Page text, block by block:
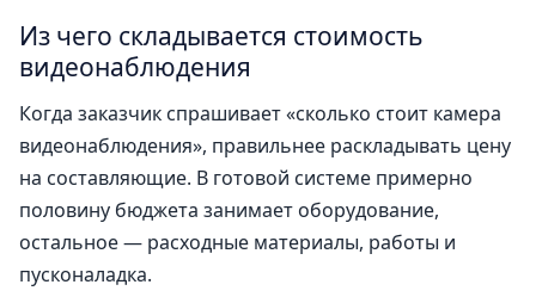
Из чего складывается стоимость
видеонаблюдения
Когда заказчик спрашивает «сколько стоит камера
видеонаблюдения», правильнее раскладывать цену
на составляющие. В готовой системе примерно
половину бюджета занимает оборудование,
остальное — расходные материалы, работы и
пусконаладка.